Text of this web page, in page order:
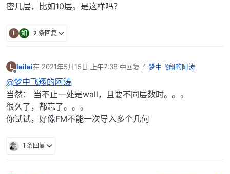
密几层，比如10层。是这样吗？
L 如 2 条回复
L
离线
leilei在 2021年5月15日 上午7:38 中回复了 梦中飞翔的阿涛
最后由 编辑
@梦中飞翔的阿涛
当然： 当不止一处是wall，且要不同层数时。。。
很久了，都忘了。。。
你试试，好像FM不能一次导入多个几何
1 条回复